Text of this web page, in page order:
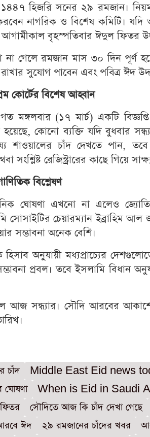
হিজরি সনের ২৯ রমজান। নিয়ম
নাগরিক ও বিশেষ কমিটি। যদি
আগামীকাল বৃহস্পতিবার ঈদুল ফিতর
গেলে রমজান মাস ৩০ দিন পূর্ণ
সুযোগ পাবেন এবং পবিত্র ঈদ
কোর্টের বিশেষ আহ্বান
মঙ্গলবার (১৭ মার্চ) একটি
কোনো ব্যক্তি যদি বুধবার
শাওয়ালের চাঁদ দেখতে পান,
রেজিস্ট্রারের কাছে গিয়ে
বিশ্লেষণ
ঘোষণা এখনো না এলেও
সোসাইটির চেয়ারম্যান ইব্রাহিম
সম্ভাবনা অনেক বেশি।
অনুযায়ী মধ্যপ্রাচ্যের
প্রবল। তবে ইসলামি বিধান
আজ সন্ধ্যার। সৌদি আরবের
চাঁদ Middle East Eid news
ঘোষণা
When is Eid in Saudi
সৌদিতে আজ কি চাঁদ দেখা গেছে
ঈদ
২৯ রমজানের চাঁদের খবর